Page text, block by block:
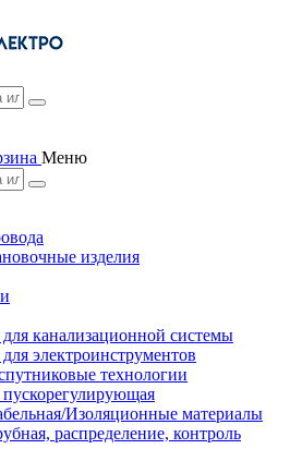
Меню
изделия
канализационной системы
электроинструментов
технологии
Изоляционные материалы
распределение, контроль